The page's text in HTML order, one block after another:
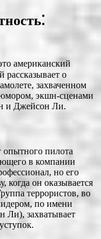
американский
рассказывает о
захваченном
экшн-сценами
и Джейсон Ли.
опытного пилота
в компании
но его
когда он оказывается
террористов, во
по имени
захватывает